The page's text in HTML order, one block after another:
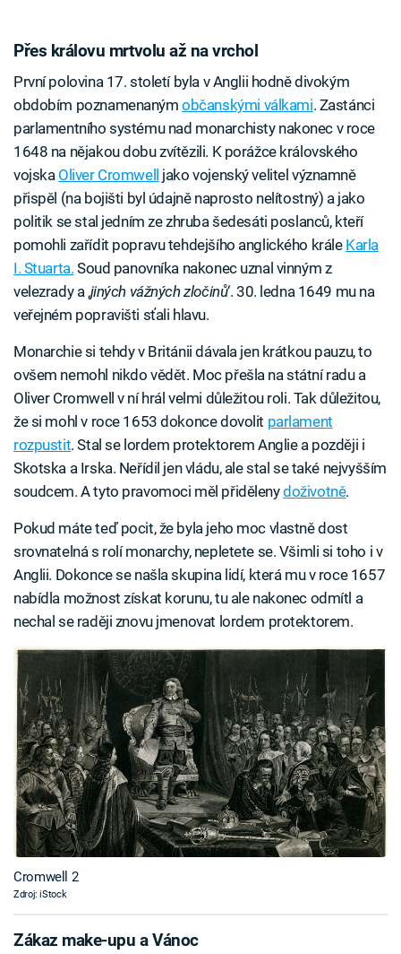
Přes královu mrtvolu až na vrchol
První polovina 17. století byla v Anglii hodně divokým
obdobím poznamenanýmobčanskými válkami. Zastánci
parlamentního systému nad monarchisty nakonec v roce
1648 na nějakou dobu zvítězili. K porážce královského
vojska Oliver Cromwell jako vojenský velitel významně
přispěl (na bojišti byl údajně naprosto nelítostný) a jako
politik se stal jedním ze zhruba šedesáti poslanců, kteří
pomohli zařídit popravu tehdejšího anglického krále Karla
I. Stuarta. Soud panovníka nakonec uznal vinným z
velezrady a ‚jiných vážných zločinů‘. 30. ledna 1649 mu na
veřejném popravišti sťali hlavu.
Monarchie si tehdy v Británii dávala jen krátkou pauzu, to
ovšem nemohl nikdo vědět. Moc přešla na státní radu a
Oliver Cromwell v ní hrál velmi důležitou roli. Tak důležitou,
že si mohl v roce 1653 dokonce dovolit parlament
rozpustit. Stal se lordem protektorem Anglie a později i
Skotska a Irska. Neřídil jen vládu, ale stal se také nejvyšším
soudcem. A tyto pravomoci měl přidělenydoživotně.
Pokud máte teď pocit, že byla jeho moc vlastně dost
srovnatelná s rolí monarchy, nepletete se. Všimli si toho i v
Anglii. Dokonce se našla skupina lidí, která mu v roce 1657
nabídla možnost získat korunu, tu ale nakonec odmítl a
nechal se raději znovu jmenovat lordem protektorem.
Cromwell 2
Zdroj: iStock
Zákaz make-upu a Vánoc